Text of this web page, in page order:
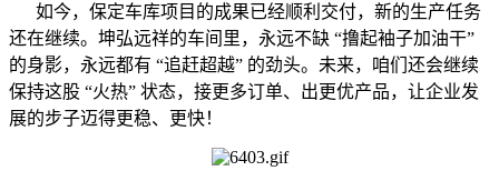
如今，保定车库项目的成果已经顺利交付，新的生产任务
还在继续。坤弘远祥的车间里，永远不缺 “撸起袖子加油干”
的身影，永远都有 “追赶超越” 的劲头。未来，咱们还会继续
保持这股 “火热” 状态，接更多订单、出更优产品，让企业发
展的步子迈得更稳、更快！